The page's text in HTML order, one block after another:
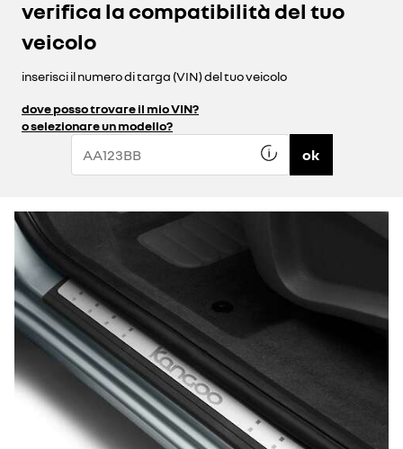
verifica la compatibilità del tuo
veicolo
inserisci il numero di targa (VIN) del tuo veicolo
dove posso trovare il mio VIN?
o selezionare un modello?
ok